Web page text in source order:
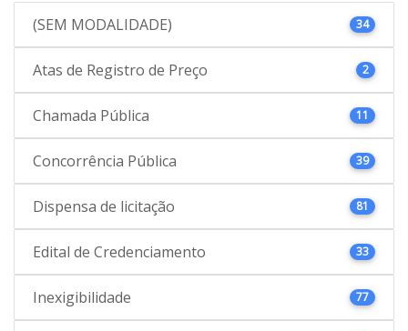
(SEM MODALIDADE) 34
Atas de Registro de Preço 2
Chamada Pública 11
Concorrência Pública 39
Dispensa de licitação 81
Edital de Credenciamento 33
Inexigibilidade 77